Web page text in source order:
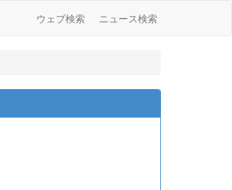
ウェブ検索 ニュース検索